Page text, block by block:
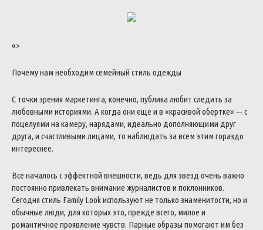
«>
Почемунам необходим семейный стиль одежды
С точки зрения маркетинга, конечно, публика любит следить за
любовными историями. А когда они еще и в «красивой обертке« —с
поцелуями на камеру, нарядами, идеально дополняющими друг
друга, и счастливыми лицами, то наблюдать за всем этим гораздо
интереснее.
Все началось сэффектной внешности, ведь для звезд очень важно
постоянно привлекать внимание журналистов и поклонников.
Сегодня стиль Family Lookиспользуют не только знаменитости, но и
обычные люди, для которыхэто, прежде всего, милое и
романтичное проявление чувств. Парные образы помогают им без